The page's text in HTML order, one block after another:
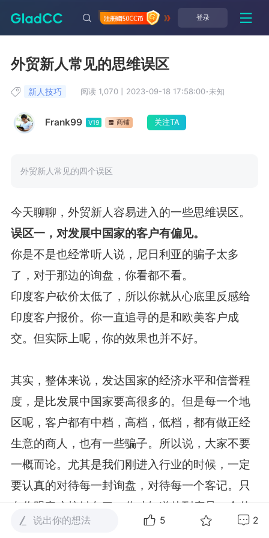
登录
外贸新人常见的思维误区
Frank99 V19 商铺 关注TA
新人技巧 阅读 1,070 2023-09-18 17:58:00·未知
外贸新人常见的四个误区
今天聊聊，外贸新人容易进入的一些思维误区。
误区一，对发展中国家的客户有偏见。
你是不是也经常听人说，尼日利亚的骗子太多
了，对于那边的询盘，你看都不看。
印度客户砍价太低了，所以你就从心底里反感给
印度客户报价。你一直追寻的是和欧美客户成
交。但实际上呢，你的效果也并不好。
其实，整体来说，发达国家的经济水平和信誉程
度，是比发展中国家要高很多的。但是每一个地
区呢，客户都有中档，高档，低档，都有做正经
生意的商人，也有一些骗子。所以说，大家不要
一概而论。尤其是我们刚进入行业的时候，一定
要认真的对待每一封询盘，对待每一个客记。只
有你跟客户接触久了，你才知道他到底是一个什
么样的人。我们曾经遇到过欧洲的骗子，我们也
说出你的想法 5 2